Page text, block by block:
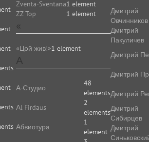
Zventa-Sventana1 element
ZZ Top
1 element
«
«Цой жив!»1 element
А
А-Студио
48
elements
Аl Firdaus
2
elements
Абвиотура
1
element
Дмитрий
Овчинников
Дмитрий
Пакуличев
Дмитрий
Дмитрий
Дмитрий
Дмитрий
Сибирцев
Дмитрий